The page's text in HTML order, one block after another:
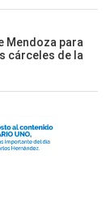
Mendoza para
cárceles de la